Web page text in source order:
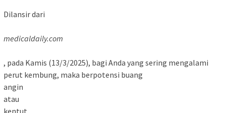
Dilansir dari
medicaldaily.com
, pada Kamis (13/3/2025), bagi Anda yang sering mengalami
perut kembung, maka berpotensi buang
angin
atau
kentut